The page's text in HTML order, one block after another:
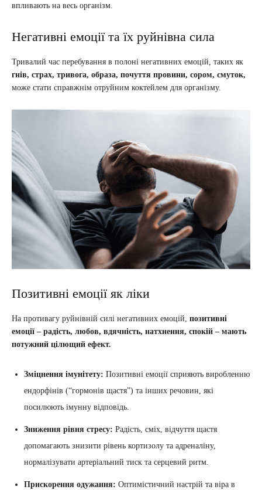
впливають на весь організм.
Негативні емоції та їх руйнівна сила
Тривалий час перебування в полоні негативних емоцій, таких як
гнів, страх, тривога, образа, почуття провини, сором, смуток,
може стати справжнім отруйним коктейлем для організму.
Позитивні емоції як ліки
На противагу руйнівній силі негативних емоцій, позитивні
емоції – радість, любов, вдячність, натхнення, спокій – мають
потужний цілющий ефект.
Зміцнення імунітету: Позитивні емоції сприяють виробленню
ендорфінів (“гормонів щастя”) та інших речовин, які
посилюють імунну відповідь.
Зниження рівня стресу: Радість, сміх, відчуття щастя
допомагають знизити рівень кортизолу та адреналіну,
нормалізувати артеріальний тиск та серцевий ритм.
Прискорення одужання: Оптимістичний настрій та віра в